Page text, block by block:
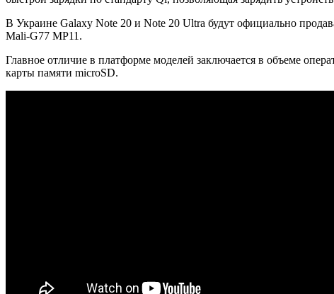
В Украине Galaxy Note 20 и Note 20 Ultra будут официально
Mali-G77 MP11.
Главное отличие в платформе моделей заключается в объеме
карты памяти microSD.